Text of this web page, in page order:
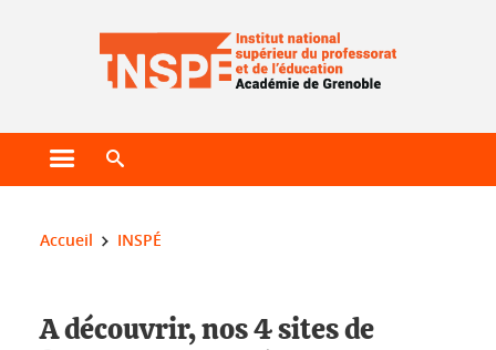
Ouvrir le menu principal
Vous êtes ici :
Accueil INSPÉ
A découvrir, nos 4 sites de